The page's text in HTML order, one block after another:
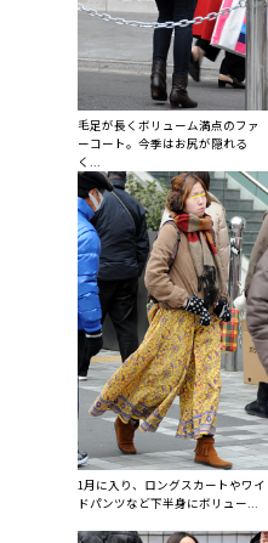
毛足が長くボリューム満点のファ
ーコート。今季はお尻が隠れる
く...
1月に入り、ロングスカートやワイ
ドパンツなど下半身にボリュー...